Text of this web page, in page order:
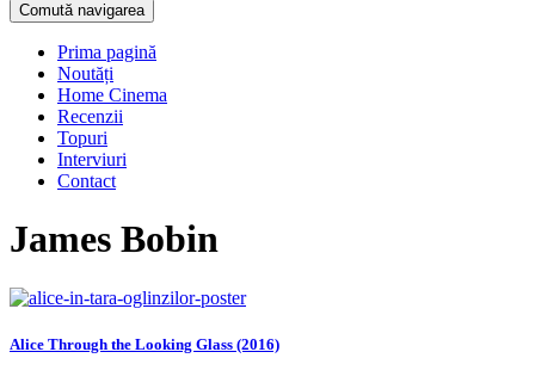
Comută navigarea
Prima pagină
Noutăți
Home Cinema
Recenzii
Topuri
Interviuri
Contact
James Bobin
Alice Through the Looking Glass (2016)